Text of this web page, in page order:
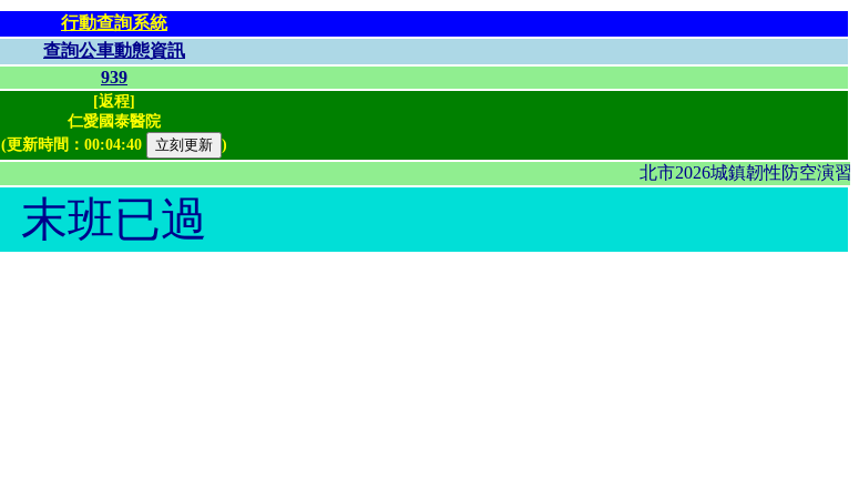
行動查詢系統
查詢公車動態資訊
939
[返程]
仁愛國泰醫院
(更新時間： 00:04:40 )
北市2026城鎮韌性防空
末班已過